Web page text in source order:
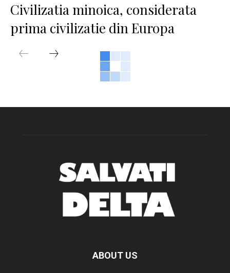
Civilizatia minoica, considerata
prima civilizatie din Europa
ABOUT US